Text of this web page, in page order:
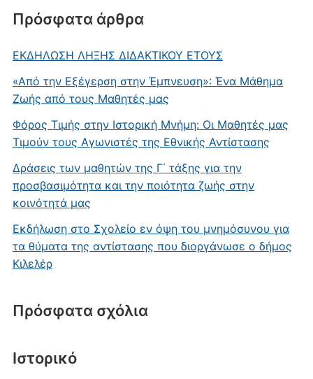
Πρόσφατα άρθρα
ΕΚΔΗΛΩΣΗ ΛΗΞΗΣ ΔΙΔΑΚΤΙΚΟΥ ΕΤΟΥΣ
«Από την Εξέγερση στην Έμπνευση»: Ένα Μάθημα
Ζωής από τους Μαθητές μας
Φόρος Τιμής στην Ιστορική Μνήμη: Οι Μαθητές μας
Τιμούν τους Αγωνιστές της Εθνικής Αντίστασης
Δράσεις των μαθητών της Γ΄ τάξης για την
προσβασιμότητα και την ποιότητα ζωής στην
κοινότητά μας
Εκδήλωση στο Σχολείο εν όψη του μνημόσυνου για
τα θύματα της αντίστασης που διοργάνωσε ο δήμος
Κιλελέρ
Πρόσφατα σχόλια
Ιστορικό